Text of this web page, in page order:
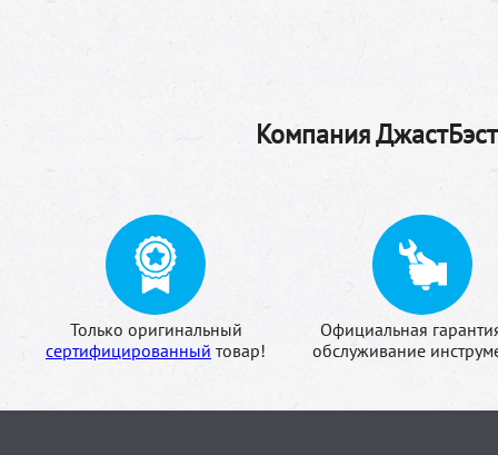
Компания
Только оригинальный
сертифицированный товар!
Официальная
обслуживание